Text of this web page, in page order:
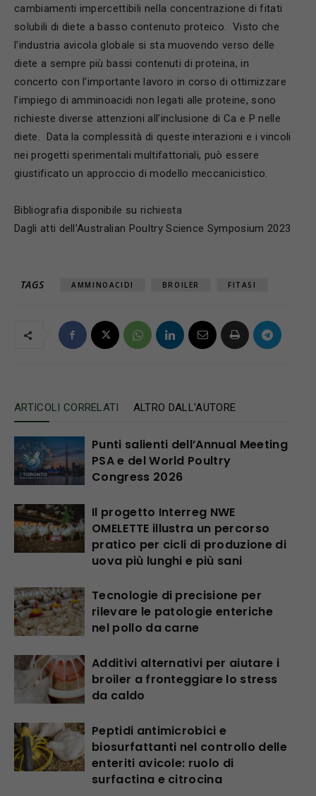
cambiamenti impercettibili nella concentrazione di fitati
solubili di diete a basso contenuto proteico. Visto che
l’industria avicola globale si sta muovendo verso delle
diete a sempre più bassi contenuti di proteina, in
concerto con l’importante lavoro in corso di ottimizzare
l’impiego di amminoacidi non legati alle proteine, sono
richieste diverse attenzioni all’inclusione di Ca e P nelle
diete. Data la complessità di queste interazioni e i vincoli
nei progetti sperimentali multifattoriali, può essere
giustificato un approccio di modello meccanicistico.
Bibliografia disponibile su richiesta
Dagli atti dell’Australian Poultry Science Symposium 2023
TAGS AMMINOACIDI BROILER FITASI
ARTICOLI CORRELATI ALTRO DALL'AUTORE
Punti salienti dell’Annual Meeting
PSA e del World Poultry
Congress 2026
Il progetto Interreg NWE
OMELETTE illustra un percorso
pratico per cicli di produzione di
uova più lunghi e più sani
Tecnologie di precisione per
rilevare le patologie enteriche
nel pollo da carne
Additivi alternativi per aiutare i
broiler a fronteggiare lo stress
da caldo
Peptidi antimicrobici e
biosurfattanti nel controllo delle
enteriti avicole: ruolo di
surfactina e citrocina